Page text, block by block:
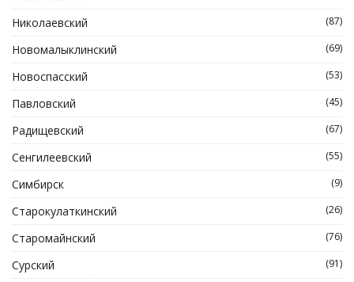
Николаевский (87)
Новомалыклинский (69)
Новоспасский (53)
Павловский (45)
Радищевский (67)
Сенгилеевский (55)
Симбирск (9)
Старокулаткинский (26)
Старомайнский (76)
Сурский (91)